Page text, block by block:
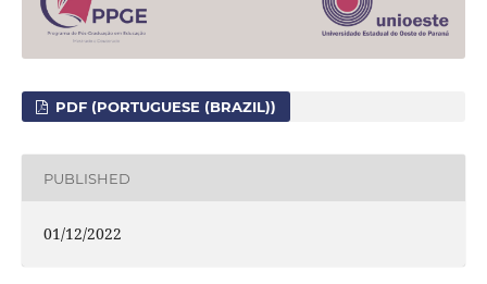
PDF (PORTUGUESE (BRAZIL))
PUBLISHED
01/12/2022